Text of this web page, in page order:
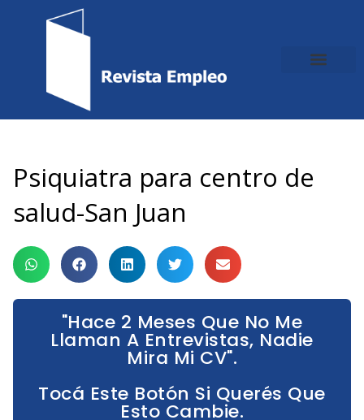
Psiquiatra para centro de
salud-San Juan
"Hace 2 Meses Que No Me
Llaman A Entrevistas, Nadie
Mira Mi CV".
Tocá Este Botón Si Querés Que
Esto Cambie.